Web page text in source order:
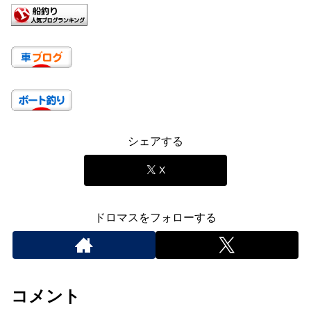
シェアする
X
ドロマスをフォローする
コメント